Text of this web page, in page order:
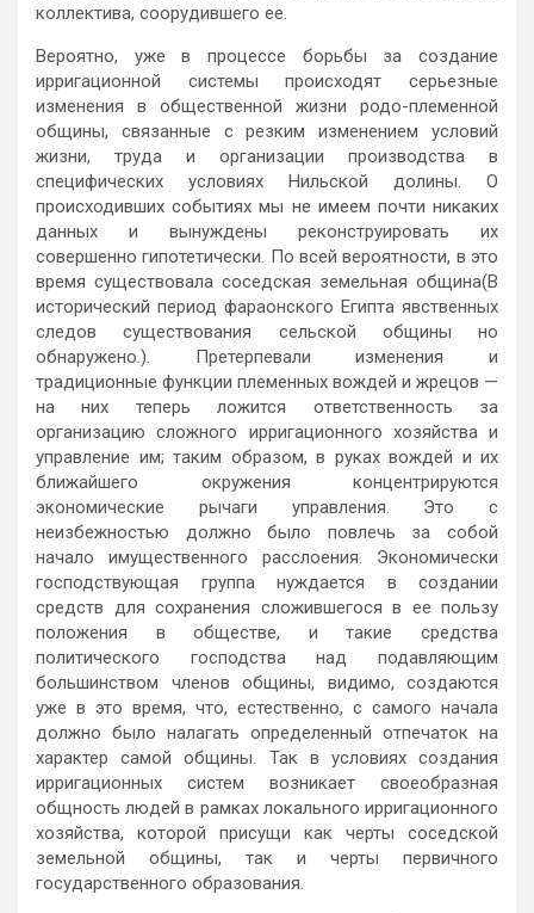
коллектива, соорудившего ее.
Вероятно, уже в процессе борьбы за создание
ирригационной системы происходят серьезные
изменения в общественной жизни родо-племенной
общины, связанные с резким изменением условий
жизни, труда и организации производства в
специфических условиях Нильской долины. О
происходивших событиях мы не имеем почти никаких
данных и вынуждены реконструировать их
совершенно гипотетически. По всей вероятности, в это
время существовала соседская земельная община(B
исторический период фараонского Египта явственных
следов существования сельской общины но
обнаружено.). Претерпевали изменения и
традиционные функции племенных вождей и жрецов —
на них теперь ложится ответственность за
организацию сложного ирригационного хозяйства и
управление им; таким образом, в руках вождей и их
ближайшего окружения концентрируются
экономические рычаги управления. Это с
неизбежностью должно было повлечь за собой
начало имущественного расслоения. Экономически
господствующая группа нуждается в создании
средств для сохранения сложившегося в ее пользу
положения в обществе, и такие средства
политического господства над подавляющим
большинством членов общины, видимо, создаются
уже в это время, что, естественно, с самого начала
должно было налагать определенный отпечаток на
характер самой общины. Так в условиях создания
ирригационных систем возникает своеобразная
общность людей в рамках локального ирригационного
хозяйства, которой присущи как черты соседской
земельной общины, так и черты первичного
государственного образования.